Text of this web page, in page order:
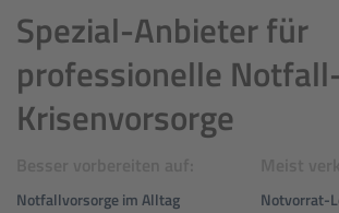
Spezial-Anbieter für
professionelle
Krisenvorsorge
Notfallvorsorge im Alltag
Notvorrat-